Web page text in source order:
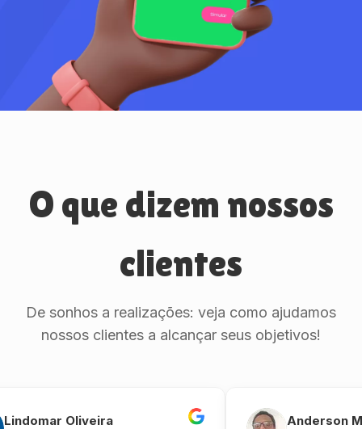
O que dizem nossos
clientes
De sonhos a realizações: veja como ajudamos
nossos clientes a alcançar seus objetivos!
Oliveira Anderson